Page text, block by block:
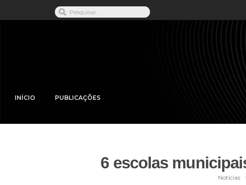
INÍCIO PUBLICAÇÕES
6 escolas
Notícias